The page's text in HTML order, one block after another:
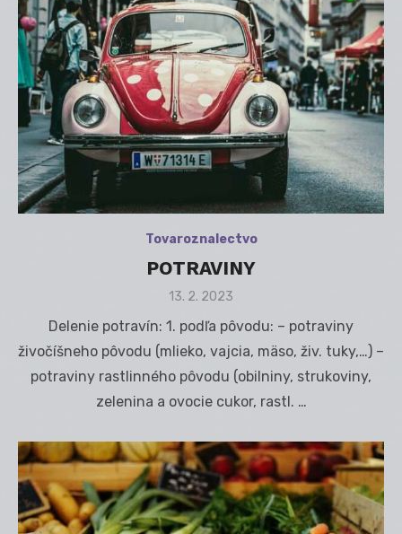
Tovaroznalectvo
POTRAVINY
Posted
13. 2. 2023
Delenie potravín: 1. podľa pôvodu: – potraviny
živočíšneho pôvodu (mlieko, vajcia, mäso, živ. tuky,…) –
potraviny rastlinného pôvodu (obilniny, strukoviny,
zelenina a ovocie cukor, rastl. …